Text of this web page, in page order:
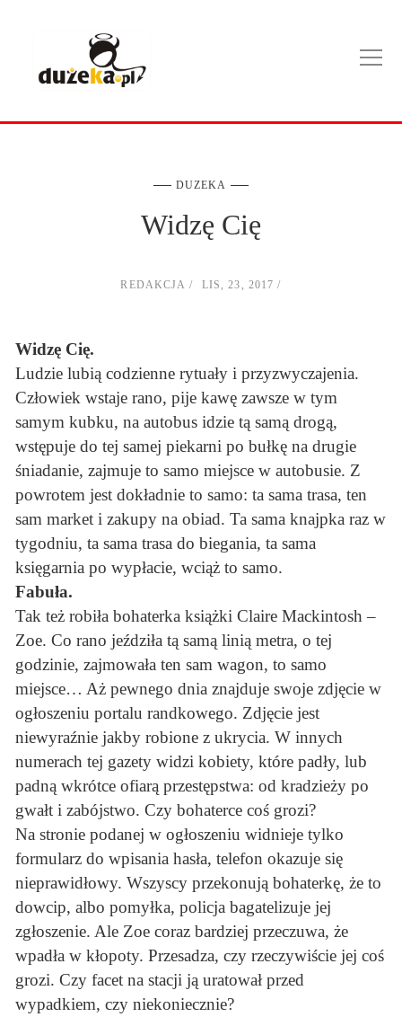
DUZEKA
Widzę Cię
REDAKCJA LIS, 23, 2017
Widzę Cię.
Ludzie lubią codzienne rytuały i przyzwyczajenia.
Człowiek wstaje rano, pije kawę zawsze w tym
samym kubku, na autobus idzie tą samą drogą,
wstępuje do tej samej piekarni po bułkę na drugie
śniadanie, zajmuje to samo miejsce w autobusie. Z
powrotem jest dokładnie to samo: ta sama trasa, ten
sam market i zakupy na obiad. Ta sama knajpka raz w
tygodniu, ta sama trasa do biegania, ta sama
księgarnia po wypłacie, wciąż to samo.
Fabuła.
Tak też robiła bohaterka książki Claire Mackintosh –
Zoe. Co rano jeździła tą samą linią metra, o tej
godzinie, zajmowała ten sam wagon, to samo
miejsce… Aż pewnego dnia znajduje swoje zdjęcie w
ogłoszeniu portalu randkowego. Zdjęcie jest
niewyraźnie jakby robione z ukrycia. W innych
numerach tej gazety widzi kobiety, które padły, lub
padną wkrótce ofiarą przestępstwa: od kradzieży po
gwałt i zabójstwo. Czy bohaterce coś grozi?
Na stronie podanej w ogłoszeniu widnieje tylko
formularz do wpisania hasła, telefon okazuje się
nieprawidłowy. Wszyscy przekonują bohaterkę, że to
dowcip, albo pomyłka, policja bagatelizuje jej
zgłoszenie. Ale Zoe coraz bardziej przeczuwa, że
wpadła w kłopoty. Przesadza, czy rzeczywiście jej coś
grozi. Czy facet na stacji ją uratował przed
wypadkiem, czy niekoniecznie?